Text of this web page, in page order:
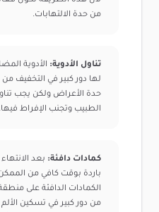
من حدة الالتهابات.
تناول الأدوية: الأدوية
لها دور كبير في التخفيف من
حدة الأعراض ولكن يجب
الطبيب وتجنب الإفراط فيها.
كمادات دافئة: بعد
باردة بوقت كافي من
الكمادات الدافئة على
من دور كبير في تسكين